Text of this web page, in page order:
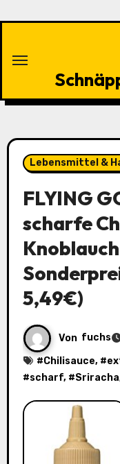
Lebensmittel &
FLYING
scharfe
5,49€)
Von fuchs
#Chilisauce, #
#scharf, #Sriracha